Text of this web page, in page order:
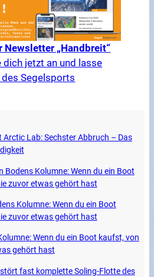
Newsletter „Handbreit“
dich jetzt an und lasse
Segelsports
Arctic Lab: Sechster Abbruch – Das
Bodens Kolumne: Wenn du ein Boot
zuvor etwas gehört hast
Kolumne: Wenn du ein Boot
zuvor etwas gehört hast
Wenn du ein Boot kaufst, von
gehört hast
fast komplette Soling-Flotte des